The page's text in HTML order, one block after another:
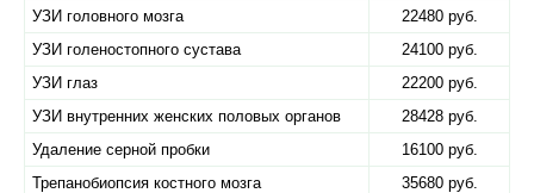
УЗИ головного мозга
22480 руб.
УЗИ голеностопного сустава
24100 руб.
УЗИ глаз
22200 руб.
УЗИ внутренних женских половых органов
28428 руб.
Удаление серной пробки
16100 руб.
Трепанобиопсия костного мозга
35680 руб.